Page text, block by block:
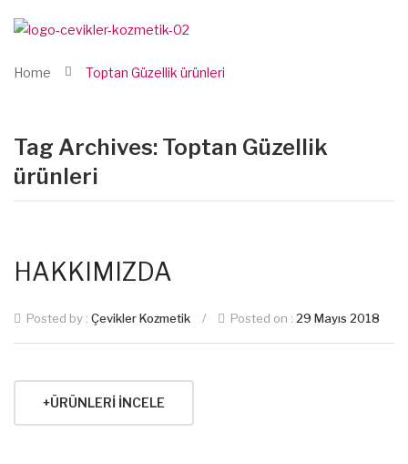
Home Toptan Güzellik ürünleri
Tag Archives: Toptan Güzellik
ürünleri
HAKKIMIZDA
Posted by : Çevikler Kozmetik / Posted on : 29 Mayıs 2018
+ÜRÜNLERI İNCELE